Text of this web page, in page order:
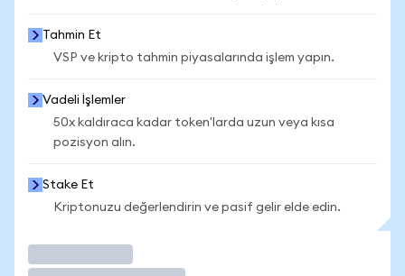
Tahmin Et
VSP ve kripto tahmin piyasalarında işlem yapın.
Vadeli İşlemler
50x kaldıraca kadar token'larda uzun veya kısa
pozisyon alın.
Stake Et
Kriptonuzu değerlendirin ve pasif gelir elde edin.